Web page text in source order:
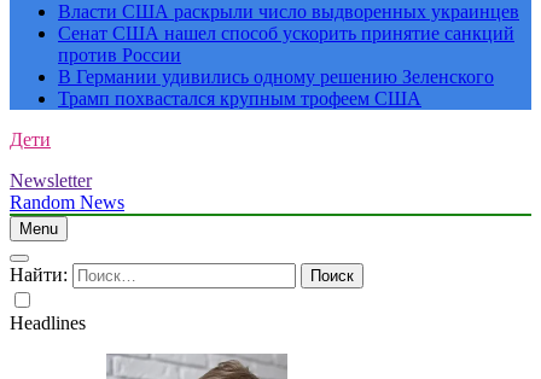
Власти США раскрыли число выдворенных украинцев
Сенат США нашел способ ускорить принятие санкций
против России
В Германии удивились одному решению Зеленского
Трамп похвастался крупным трофеем США
Дети
Newsletter
Random News
Menu
Найти:
Headlines